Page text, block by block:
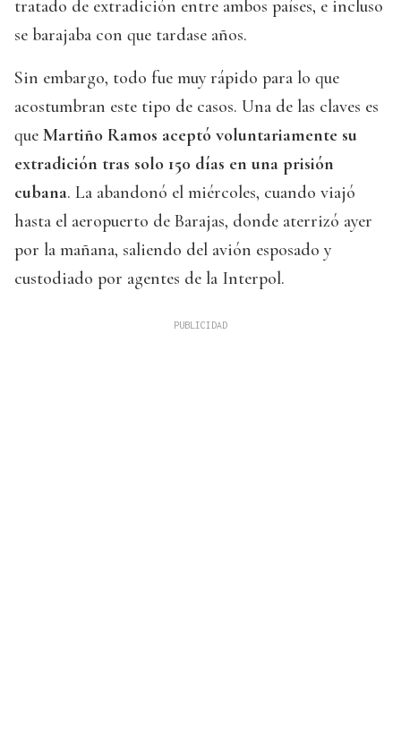
tratado de extradición entre ambos países, e incluso
se barajaba con que tardase años.
Sin embargo, todo fue muy rápido para lo que
acostumbran este tipo de casos. Una de las claves es
que Martiño Ramos aceptó voluntariamente su
extradición tras solo 150 días en una prisión
cubana. La abandonó el miércoles, cuando viajó
hasta el aeropuerto de Barajas, donde aterrizó ayer
por la mañana, saliendo del avión esposado y
custodiado por agentes de la Interpol.